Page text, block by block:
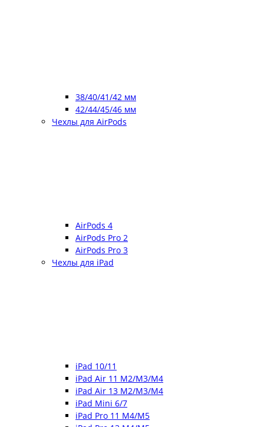
38/40/41/42 мм
42/44/45/46 мм
Чехлы для AirPods
AirPods 4
AirPods Pro 2
AirPods Pro 3
Чехлы для iPad
iPad 10/11
iPad Air 11 M2/M3/M4
iPad Air 13 M2/M3/M4
iPad Mini 6/7
iPad Pro 11 M4/M5